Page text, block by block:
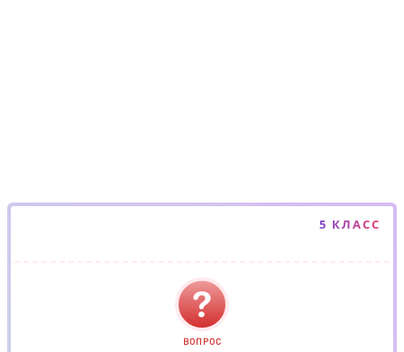
5 КЛАСС
ВОПРОС